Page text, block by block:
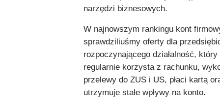
narzędzi biznesowych.
W najnowszym rankingu kont
sprawdziliuśmy oferty dla
rozpoczynającego działalność, który
regularnie korzysta z rachunku,
przelewy do ZUS i US, płaci kartą
utrzymuje stałe wpływy na konto.